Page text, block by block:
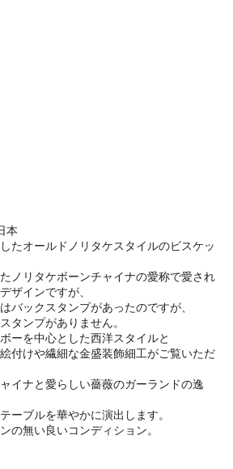
本
たオールドノリタケスタイルのビスケッ
ノリタケボーンチャイナの愛称で愛され
ザインですが、
バックスタンプがあったのですが、
タンプがありません。
ーを中心とした西洋スタイルと
付けや繊細な金盛装飾細工がご覧いただ
イナと愛らしい薔薇のガーランドの逸
ーブルを華やかに演出します。
の無い良いコンディション。